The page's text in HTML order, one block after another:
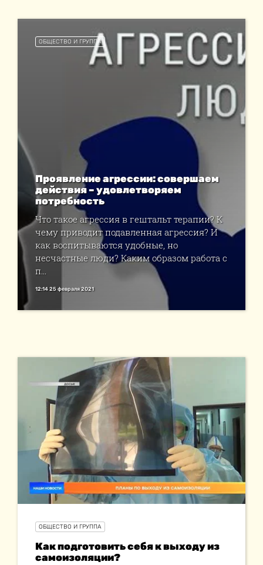
ОБЩЕСТВО И ГРУППА
Проявление агрессии: совершаем
действия – удовлетворяем
потребность
Что такое агрессия в гештальт терапии? К
чему приводит подавленная агрессия? И
как воспитываются удобные, но
несчастные люди? Каким образом работа с
п...
12:14 25 февраля 2021
ОБЩЕСТВО И ГРУППА
Как подготовить себя к выходу из
самоизоляции?